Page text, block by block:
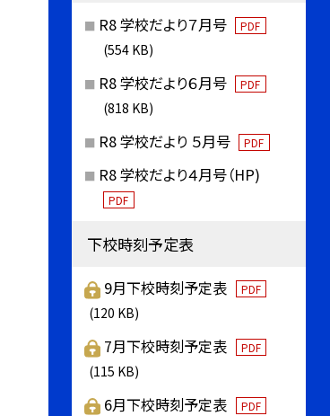
R8 学校だより７月号 PDF
(554 KB)
R8 学校だより６月号 PDF
(818 KB)
R8 学校だより ５月号 PDF
R8 学校だより４月号（HP)
PDF
下校時刻予定表
9月下校時刻予定表 PDF
(120 KB)
7月下校時刻予定表 PDF
(115 KB)
6月下校時刻予定表 PDF